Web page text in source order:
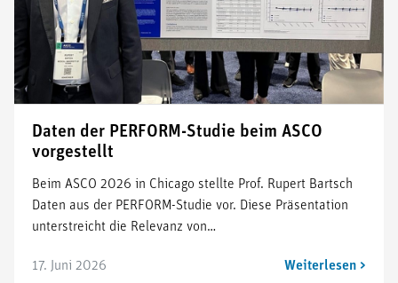
Daten der PERFORM-Studie beim ASCO
vorgestellt
Beim ASCO 2026 in Chicago stellte Prof. Rupert Bartsch
Daten aus der PERFORM-Studie vor. Diese Präsentation
unterstreicht die Relevanz von…
17. Juni 2026 Weiterlesen >